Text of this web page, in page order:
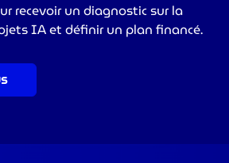
recevoir un diagnostic sur la
IA et définir un plan financé.